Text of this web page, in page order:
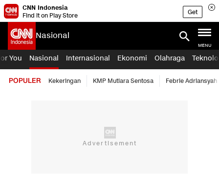
CNN Indonesia
Find it on Play Store
Get
Nasional
MENU
You Nasional Internasional Ekonomi Olahraga
POPULER Kekeringan KMP Mutiara Sentosa Febrie Adriansyah